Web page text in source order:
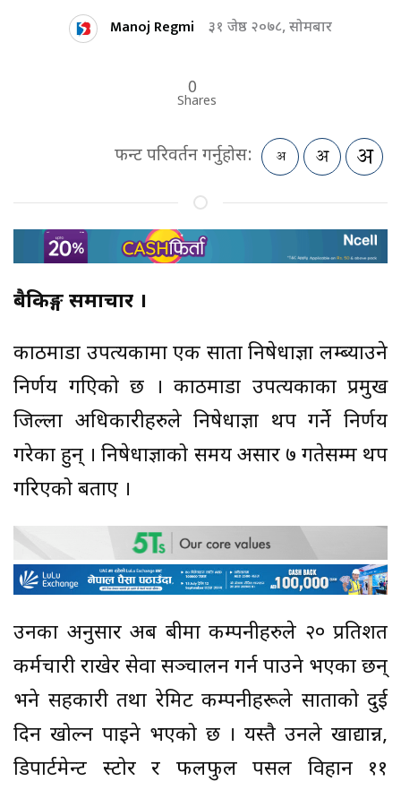
Manoj Regmi ३१ जेष्ठ २०७८, सोमबार
0
Shares
फन्ट परिवर्तन गर्नुहोस:
बैकिङ्ग समाचार ।
काठमाडौं उपत्यकामा एक साता निषेधाज्ञा लम्ब्याउने
निर्णय गएिको छ । काठमाडौं उपत्यकाका प्रमुख
जिल्ला अधिकारीहरुले निषेधाज्ञा थप गर्ने निर्णय
गरेका हुन् । निषेधाज्ञाको समय असार ७ गतेसम्म थप
गरिएको बताए ।
उनका अनुसार अब बीमा कम्पनीहरुले २० प्रतिशत
कर्मचारी राखेर सेवा सञ्चालन गर्न पाउने भएका छन्
भने सहकारी तथा रेमिट कम्पनीहरूले साताको दुई
दिन खोल्न पाइने भएको छ । यस्तै उनले खाद्यान्न,
डिपार्टमेन्ट स्टोर र फलफुल पसल विहान ११